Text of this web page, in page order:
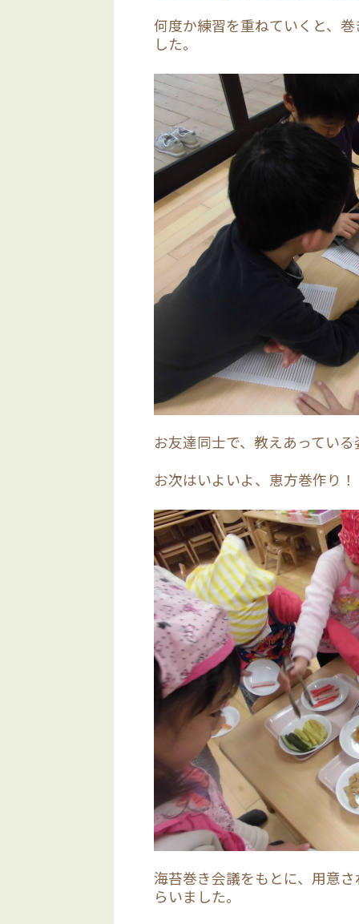
何度か練習を重ねていくと、
した。
お友達同士で、教えあってい
お次はいよいよ、恵方巻作り！
海苔巻き会議をもとに、用意
らいました。